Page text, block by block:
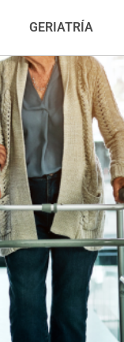
GERIATRÍA